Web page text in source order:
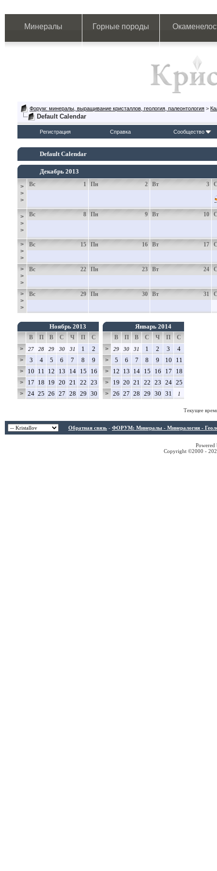
Минералы Горные породы
Форум: минералы, выращивание кристаллов, геология, палеонтология >
Default Calendar
Регистрация Справка Сообщество
Default Calendar
Декабрь 2013
>
>
>
1
Вс 2
Пн 3
Вт
>
>
>
8
Вс 9
Пн 10
Вт
>
>
>
15
Вс 16
Пн 17
Вт
>
>
>
22
Вс 23
Пн 24
Вт
>
>
>
29
Вс 30
Пн 31
Вт
Ноябрь 2013
В П В С Ч П
С
>
27 28 29 30 31 1 2
> 3 4 5 6 7 8 9
> 10 11 12 13 14 15 16
> 17 18 19 20 21 22 23
> 24 25 26 27 28 29 30
Январь 2014
В П В С Ч П
С
>
29 30 31 1 2 3 4
> 5 6 7 8 9 10 11
> 12 13 14 15 16 17 18
> 19 20 21 22 23 24 25
> 26 27 28 29 30 31 1
Текущее
Обратная связь - ФОРУМ: Минералы - Минералогия -
Copyright ©2000 -